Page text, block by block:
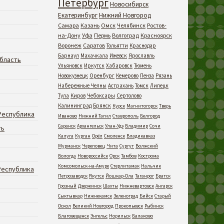
ПетербургНовосибирск
ЕкатеринбургНижний Новгород
Самара Казань Омск Челябинск Ростов-
на-Дону Уфа Пермь Волгоград Красноярск
Воронеж Саратов Тольятти Краснодар
Барнаул Махачкала Ижевск Ярославль
Ульяновск Иркутск Хабаровск Тюмень
Новокузнецк Оренбург Кемерово Пенза Рязань
Набережные Челны Астрахань Томск Липецк
Тула Киров Чебоксары Сертолово
Калининград Брянск Курск Магнитогорск Тверь
Иваново Нижний Тагил Ставрополь Белгород
Саранск Архангельск Улан-Удэ Владимир Сочи
Калуга Курган Орёл Смоленск Владикавказ
Мурманск Череповец Чита Сургут Волжский
Вологда Новороссийск Орск Тамбов Кострома
Комсомольск-на-Амуре Стерлитамак Нальчик
Петрозаводск Якутск Йошкар-Ола Таганрог Братск
Грозный Дзержинск Шахты Нижневартовск Ангарск
Сыктывкар Нижнекамск Зеленоград Бийск Старый
Оскол Великий Новгород Прокопьевск Рыбинск
Благовещенск Энгельс Норильск Балаково